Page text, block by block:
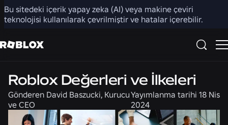
Bu sitedeki içerik yapay zeka (AI) veya makine çeviri
teknolojisi kullanılarak çevrilmiştir ve hatalar içerebilir.
Paylaş
Kariyer
Roblox Değerleri ve İlkeleri
Gönderen David Baszucki, Kurucu
ve CEO
Yayımlanma tarihi 18 Nis
2024